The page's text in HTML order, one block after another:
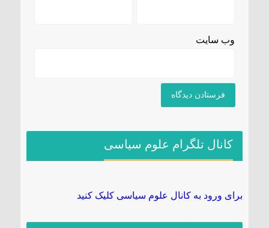
وب‌ سایت
کانال تلگرام علوم سیاسی
برای ورود به کانال علوم سیاسی کلیک کنید